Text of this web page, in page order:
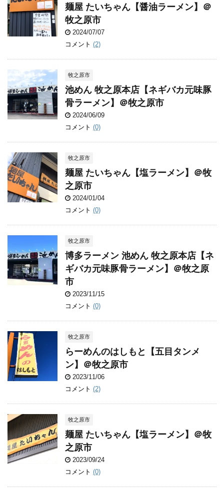
麺屋 たいちゃん【醤油ラーメン】＠
牧之原市
2024/07/07
コメント (2)
牧之原市
池めん 牧之原本店【ネギバカ元味豚
骨ラーメン】＠牧之原市
2024/06/09
コメント (0)
牧之原市
麺屋 たいちゃん【塩ラーメン】＠牧
之原市
2024/01/04
コメント (0)
牧之原市
博多ラーメン 池めん 牧之原本店【ネ
ギバカ元味豚骨ラーメン】＠牧之原
市
2023/11/15
コメント (0)
牧之原市
らーめんのはしもと【五目タンメ
ン】＠牧之原市
2023/11/06
コメント (2)
牧之原市
麺屋 たいちゃん【塩ラーメン】＠牧
之原市
2023/09/24
コメント (0)